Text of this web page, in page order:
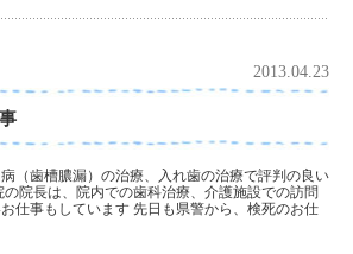
2013.04.23
（歯槽膿漏）の治療、入れ歯の治療で評判の良い
院長は、院内での歯科治療、介護施設での訪問
仕事もしています 先日も県警から、検死のお仕